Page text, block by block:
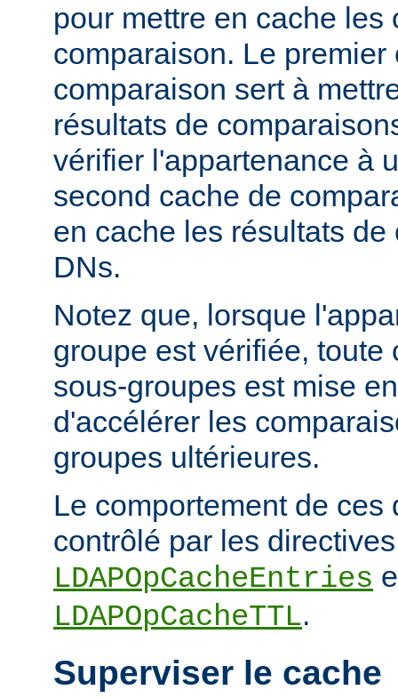
pour mettre en cache les
comparaison. Le premier
comparaison sert à
résultats de
vérifier l'appartenance à
second cache de
en cache les résultats
DNs.
Notez que, lorsque
groupe est vérifiée, toute
sous-groupes est mise
d'accélérer les
groupes ultérieures.
Le comportement de ces
contrôlé par les directives
LDAPOpCacheEntries
LDAPOpCacheTTL.
Superviser le cache